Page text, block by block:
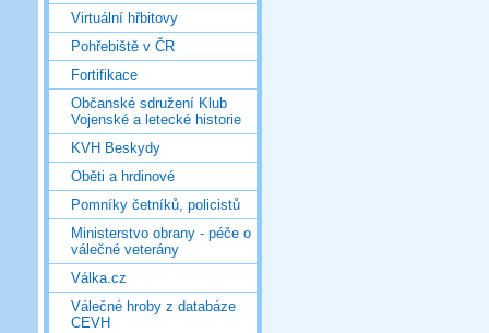
Virtuální hřbitovy
Pohřebiště v ČR
Fortifikace
Občanské sdružení Klub
Vojenské a letecké historie
KVH Beskydy
Oběti a hrdinové
Pomníky četníků, policistů
Ministerstvo obrany - péče o
válečné veterány
Válka.cz
Válečné hroby z databáze
CEVH